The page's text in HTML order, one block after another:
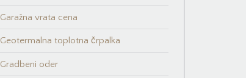
Garažna vrata cena
Geotermalna toplotna črpalka
Gradbeni oder